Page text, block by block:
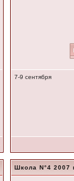
7-9 сентября
Школа N°4 2007